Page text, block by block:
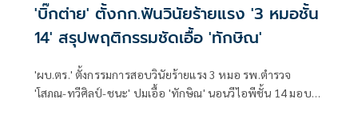
'บิ๊กต่าย' ตั้งกก.ฟันวินัยร้ายแรง '3 หมอชั้น
14' สรุปพฤติกรรมชัดเอื้อ 'ทักษิณ'
'ผบ.ตร.' ตั้งกรรมการสอบวินัยร้ายแรง 3 หมอ รพ.ตำรวจ
'โสภณ-ทวีศิลป์-ชนะ' ปมเอื้อ 'ทักษิณ' นอนวีไอพีชั้น 14 มอบ